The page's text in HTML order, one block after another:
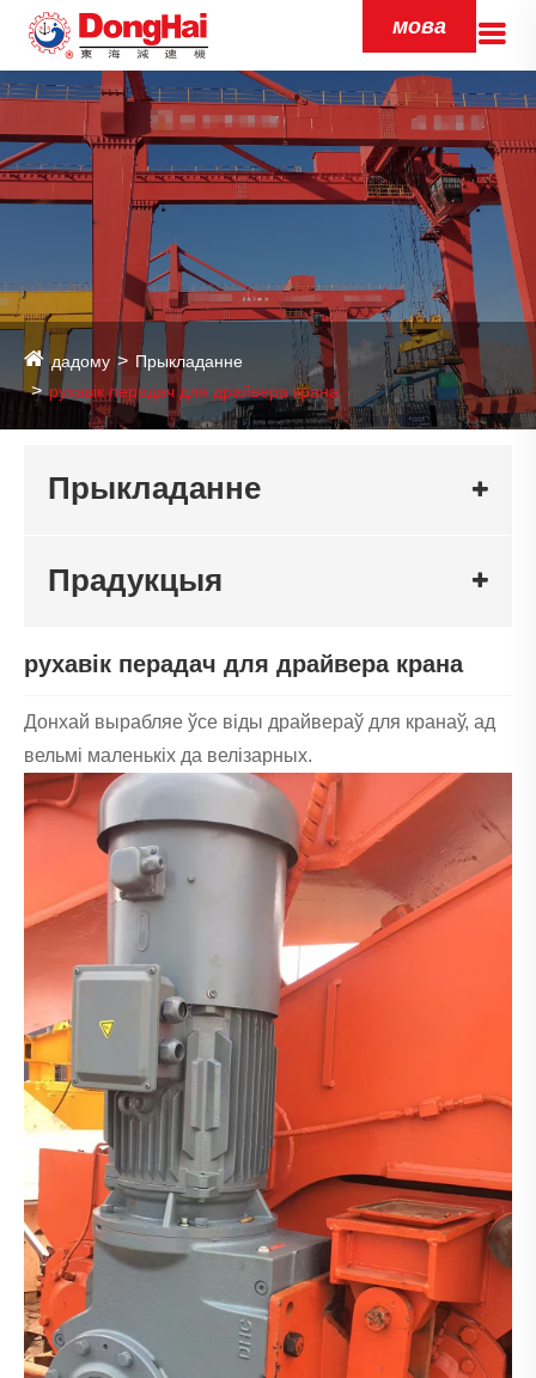
мова
дадому
Прыкладанне
рухавік перадач для драйвера крана
Прыкладанне
Прадукцыя
рухавік перадач для драйвера крана
Донхай вырабляе ўсе віды драйвераў для кранаў, ад
вельмі маленькіх да велізарных.